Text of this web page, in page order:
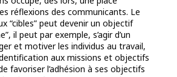
réflexions des communicants. Le
“cibles” peut devenir un objectif
il peut par exemple, s’agir d’un
et motiver les individus au travail,
aux missions et objectifs
favoriser l’adhésion à ses objectifs